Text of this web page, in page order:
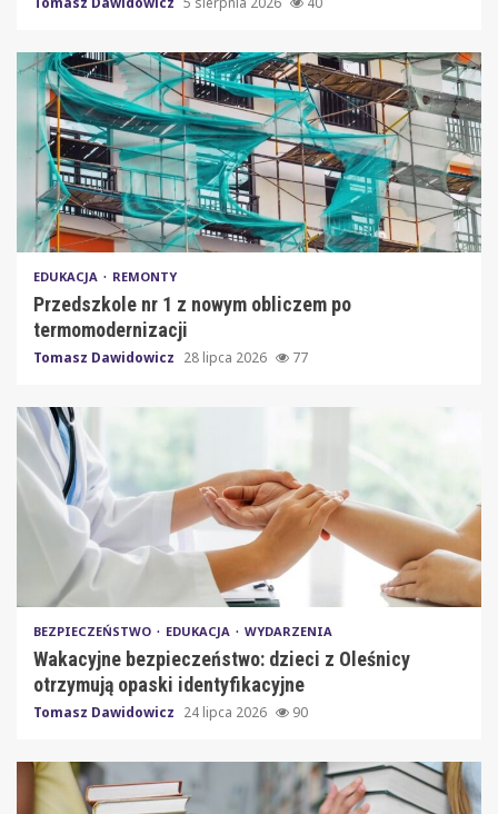
EDUKACJA REMONTY
Przedszkole nr 1 z nowym obliczem po
termomodernizacji
Tomasz Dawidowicz 28 lipca 2026 77
BEZPIECZEŃSTWO EDUKACJA WYDARZENIA
Wakacyjne bezpieczeństwo: dzieci z Oleśnicy
otrzymują opaski identyfikacyjne
Tomasz Dawidowicz 24 lipca 2026 90